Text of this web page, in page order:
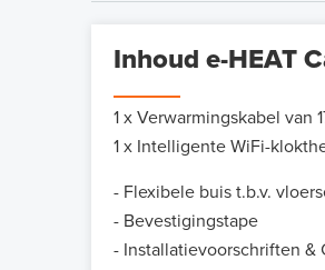
Inhoud e-HEAT
1 x Verwarmingskabel van
1 x Intelligente WiFi-
- Flexibele buis t.b.v.
- Bevestigingstape
- Installatievoorschriften &